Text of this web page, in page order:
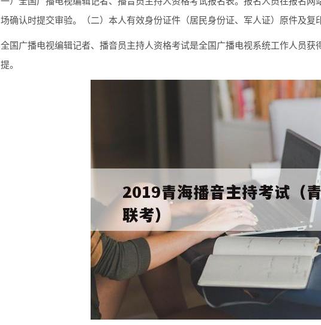
场确认时提交审验。（二）本人有效身份证件（居民身份证、军人证）原件及复
全国广播电视编辑记者、播音员主持人资格考试是全国广播电视系统工作人员
提。